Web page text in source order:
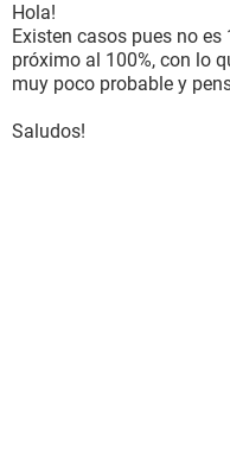
Hola!
Existen casos pues no
próximo al 100%, con lo
muy poco probable y
Saludos!